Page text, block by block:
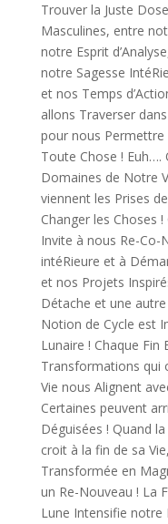
Trouver la Juste
Masculines, entre
notre Esprit
notre Sagesse
et nos Temps
allons Traverser
pour nous
Toute Chose ! Euh….
Domaines de Notre
viennent les Prises
Changer les Choses
Invite à nous Re-Co-
intéRieure et à
et nos Projets
Détache et une
Notion de Cycle est
Lunaire ! Chaque Fin
Transformations qui
Vie nous Alignent
Certaines peuvent
Déguisées ! Quand
croit à la fin de sa
Transformée en
un Re-Nouveau ! La
Lune Intensifie notre